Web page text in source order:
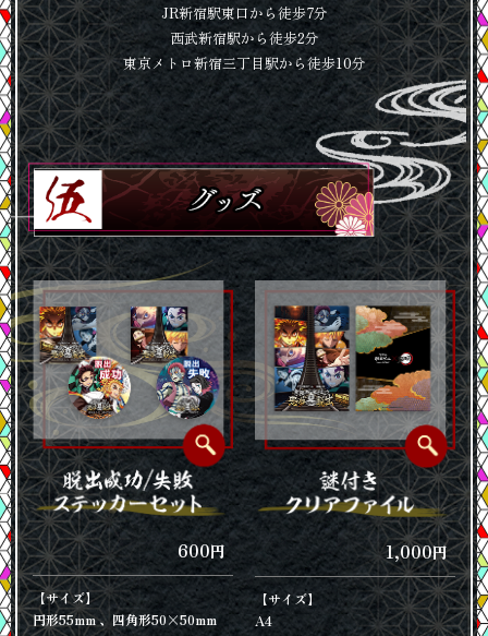
JR新宿駅東口から徒歩7分
西武新宿駅から徒歩2分
東京メトロ新宿三丁目駅から徒歩10分
600円
【サイズ】
円形55mm 、四角形50×50mm
1,000円
【サイズ】
A4